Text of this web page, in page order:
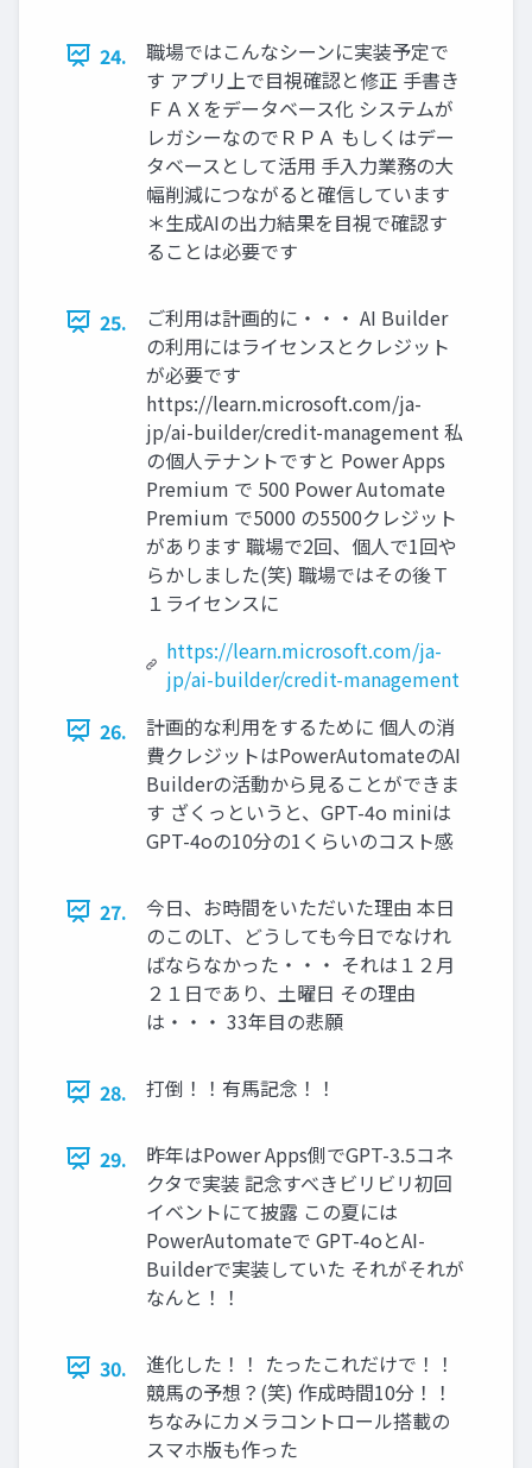
24.
職場ではこんなシーンに実装予定で
す アプリ上で目視確認と修正 手書き
ＦＡＸをデータベース化 システムが
レガシーなのでＲＰＡ もしくはデー
タベースとして活用 手入力業務の大
幅削減につながると確信しています
＊生成AIの出力結果を目視で確認す
ることは必要です
25.
ご利用は計画的に・・・ AI Builder
の利用にはライセンスとクレジット
が必要です
https://learn.microsoft.com/ja-
jp/ai-builder/credit-management 私
の個人テナントですと Power Apps
Premium で 500 Power Automate
Premium で5000 の5500クレジット
があります 職場で2回、個人で1回や
らかしました(笑) 職場ではその後Ｔ
１ライセンスに
https://learn.microsoft.com/ja-
jp/ai-builder/credit-management
26.
計画的な利用をするために 個人の消
費クレジットはPowerAutomateのAI
Builderの活動から見ることができま
す ざくっというと、GPT-4o miniは
GPT-4oの10分の1くらいのコスト感
27.
今日、お時間をいただいた理由 本日
のこのLT、どうしても今日でなけれ
ばならなかった・・・ それは１２月
２１日であり、土曜日 その理由
は・・・ 33年目の悲願
28. 打倒！！有馬記念！！
29.
昨年はPower Apps側でGPT-3.5コネ
クタで実装 記念すべきビリビリ初回
イベントにて披露 この夏には
PowerAutomateで GPT-4oとAI-
Builderで実装していた それがそれが
なんと！！
30.
進化した！！ たったこれだけで！！
競馬の予想？(笑) 作成時間10分！！
ちなみにカメラコントロール搭載の
スマホ版も作った